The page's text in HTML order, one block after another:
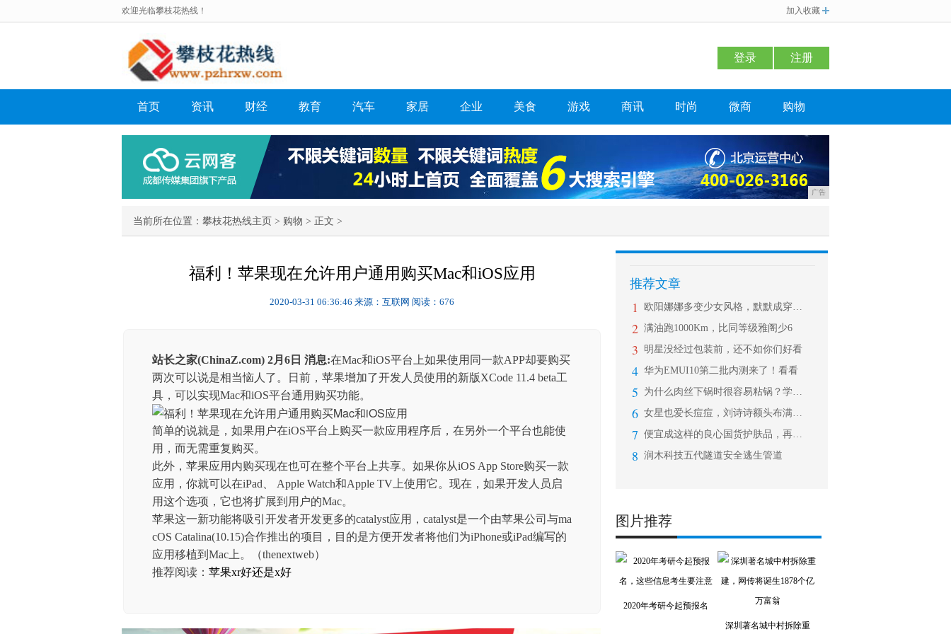
欢迎光临攀枝花热线！ 加入收藏
登录 注册
首页 资讯 财经 教育 汽车 家居 企业 美食 游戏 商讯 时尚 微商 购物
广告
当前所在位置： 攀枝花热线主页 > 购物 > 正文 >
福利！苹果现在允许用户通用购买Mac和iOS应用
2020-03-31 06:36:46 来源：互联网 阅读：676
站长之家(ChinaZ.com) 2月6日 消息:在Mac和iOS平台上如果使用同一款APP却要购买
两次可以说是相当恼人了。日前，苹果增加了开发人员使用的新版XCode 11.4 beta工
具，可以实现Mac和iOS平台通用购买功能。
简单的说就是，如果用户在iOS平台上购买一款应用程序后，在另外一个平台也能使
用，而无需重复购买。
此外，苹果应用内购买现在也可在整个平台上共享。如果你从iOS App Store购买一款
应用，你就可以在iPad、 Apple Watch和Apple TV上使用它。现在，如果开发人员启
用这个选项，它也将扩展到用户的Mac。
苹果这一新功能将吸引开发者开发更多的catalyst应用，catalyst是一个由苹果公司与ma
cOS Catalina(10.15)合作推出的项目，目的是方便开发者将他们为iPhone或iPad编写的
应用移植到Mac上。（thenextweb）
推荐阅读： 苹果xr好还是x好
推荐文章
1 欧阳娜娜多变少女风格，默默成穿衣C位
2 满油跑1000Km，比同等级雅阁少6
3 明星没经过包装前，还不如你们好看
4 华为EMUI10第二批内测来了！看看
5 为什么肉丝下锅时很容易粘锅？学会这些
6 女星也爱长痘痘，刘诗诗额头布满粉刺，
7 便宜成这样的良心国货护肤品，再说贵我
8 润木科技五代隧道安全逃生管道
图片推荐
2020年考研今起预报名
深圳著名城中村拆除重